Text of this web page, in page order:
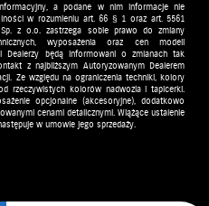
a podane w nim informacje nie
w rozumieniu art. 66 § 1 oraz art. 5561
z o.o. zastrzega sobie prawo do zmiany
wyposażenia oraz cen modeli
Dealerzy będą informowani o zmianach tak
z najbliższym Autoryzowanym Dealerem
Ze względu na ograniczenia techniki, kolory
rzeczywistych kolorów nadwozia i tapicerki.
opcjonalne (akcesoryjne), dodatkowo
cenami detalicznymi. Wiążące ustalenie
w umowie jego sprzedaży.